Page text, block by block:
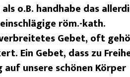
o.B. handhabe das
röm.-kath.
Gebet, oft
Ein Gebet, dass zu
unsere schönen Körper